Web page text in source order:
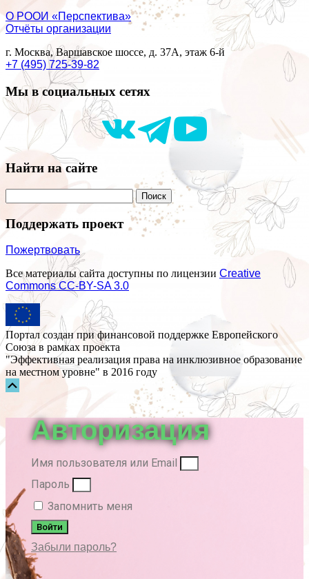
О РООИ «Перспектива»
Отчёты организации
г. Москва, Варшавское шоссе, д. 37А, этаж 6-й
+7 (495) 725-39-82
Мы в социальных сетях
Найти на сайте
Поддержать проект
Пожертвовать
Все материалы сайта доступны по лицензии Creative
Commons СС-BY-SA 3.0
Портал создан при финансовой поддержке Европейского
Союза в рамках проекта
"Эффективная реализация права на инклюзивное образование
на местном уровне" в 2016 году
Прокрутка
Авторизация
Имя пользователя или Email
Пароль
Запомнить меня
Войти
Забыли пароль?